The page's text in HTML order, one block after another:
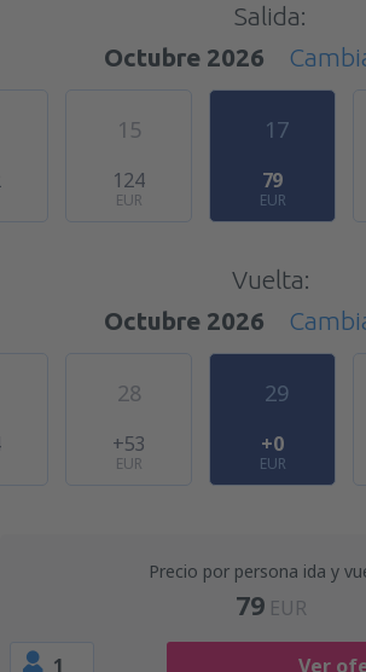
Salida:
Octubre 2026
15
124
EUR
17
79
EUR
Vuelta:
Octubre 2026
28
+53
EUR
29
+0
EUR
Precio por persona ida y
79 EUR
1 Ver